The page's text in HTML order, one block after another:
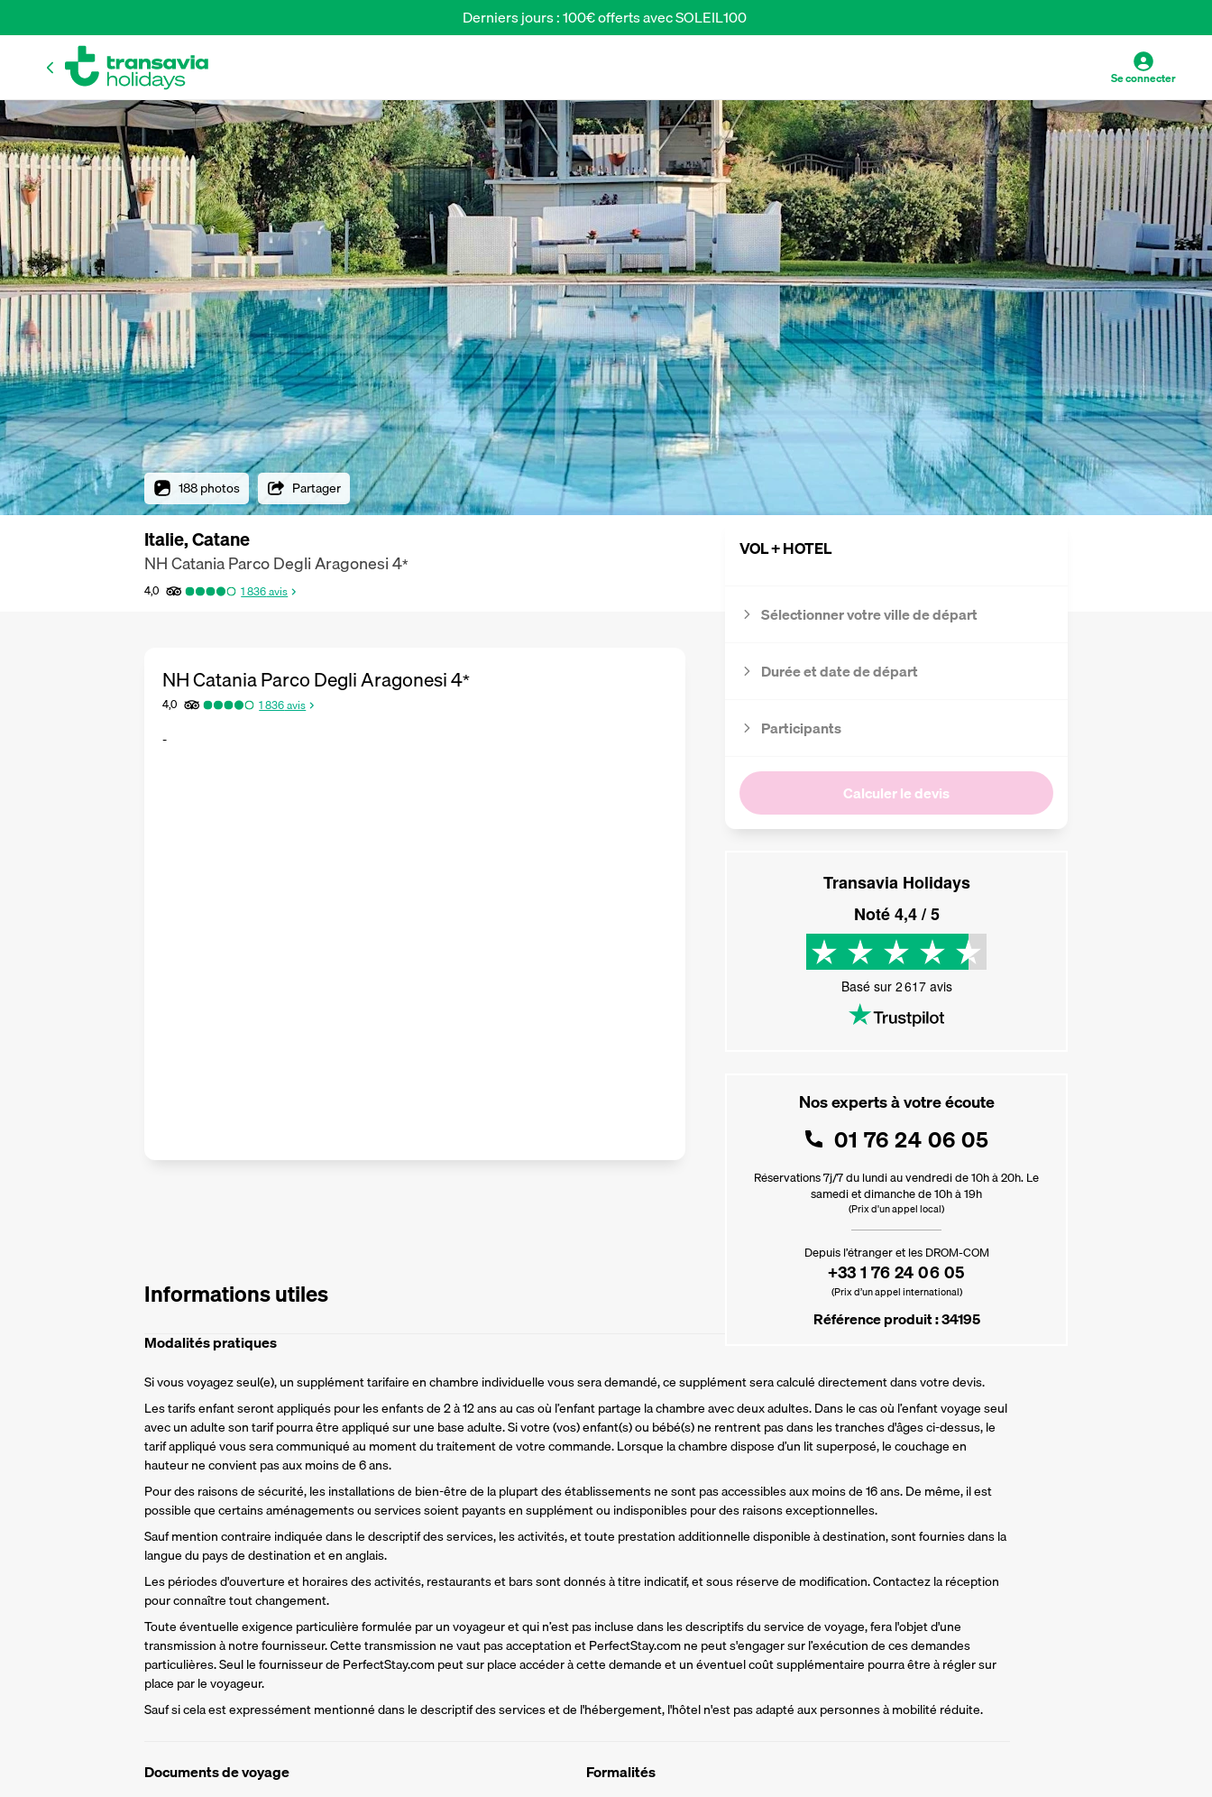
Derniers jours : 100€ offerts avec SOLEIL100
Se connecter
188 photos Partager
Italie, Catane
NH Catania Parco Degli Aragonesi4*
4,0 1 836avis
VOL + HOTEL
Sélectionner votre ville de départ
Durée et date de départ
Participants
Calculer le devis
Transavia Holidays
Noté4,4/ 5
Basé sur 2 617avis
Nos experts à votre écoute
01 76 24 06 05
Réservations 7j/7 du lundi au vendredi de 10h à 20h. Le
samedi et dimanche de 10h à 19h
(Prix d'un appel local)
Depuis l’étranger et les DROM-COM
+33 1 76 24 06 05
(Prix d’un appel international)
Référence produit : 34195
NH Catania Parco Degli Aragonesi4*
4,0 1 836avis
-
Informations utiles
Modalités pratiques
Si vous voyagez seul(e), un supplément tarifaire en chambre individuelle vous sera demandé, ce supplément sera calculé directement dans votre devis.
Les tarifs enfant seront appliqués pour les enfants de 2 à 12 ans au cas où l’enfant partage la chambre avec deux adultes. Dans le cas où l’enfant voyage seul
avec un adulte son tarif pourra être appliqué sur une base adulte. Si votre (vos) enfant(s) ou bébé(s) ne rentrent pas dans les tranches d'âges ci-dessus, le
tarif appliqué vous sera communiqué au moment du traitement de votre commande. Lorsque la chambre dispose d’un lit superposé, le couchage en
hauteur ne convient pas aux moins de 6 ans.
Pour des raisons de sécurité, les installations de bien-être de la plupart des établissements ne sont pas accessibles aux moins de 16 ans. De même, il est
possible que certains aménagements ou services soient payants en supplément ou indisponibles pour des raisons exceptionnelles.
Sauf mention contraire indiquée dans le descriptif des services, les activités, et toute prestation additionnelle disponible à destination, sont fournies dans la
langue du pays de destination et en anglais.
Les périodes d'ouverture et horaires des activités, restaurants et bars sont donnés à titre indicatif, et sous réserve de modification. Contactez la réception
pour connaître tout changement.
Toute éventuelle exigence particulière formulée par un voyageur et qui n’est pas incluse dans les descriptifs du service de voyage, fera l'objet d'une
transmission à notre fournisseur. Cette transmission ne vaut pas acceptation et PerfectStay.com ne peut s'engager sur l’exécution de ces demandes
particulières. Seul le fournisseur de PerfectStay.com peut sur place accéder à cette demande et un éventuel coût supplémentaire pourra être à régler sur
place par le voyageur.
Sauf si cela est expressément mentionné dans le descriptif des services et de l'hébergement, l'hôtel n'est pas adapté aux personnes à mobilité réduite.
Documents de voyage Formalités